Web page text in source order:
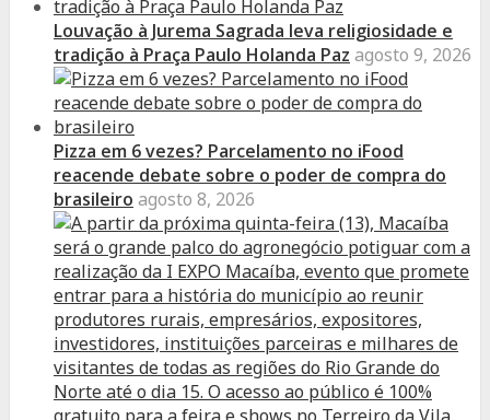
Louvação à Jurema Sagrada leva religiosidade e
tradição à Praça Paulo Holanda Paz agosto 9, 2026
Pizza em 6 vezes? Parcelamento no iFood
reacende debate sobre o poder de compra do
brasileiro agosto 8, 2026